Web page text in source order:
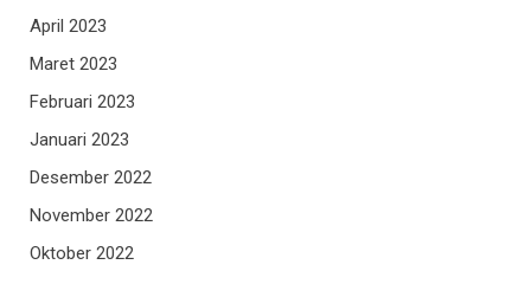
April 2023
Maret 2023
Februari 2023
Januari 2023
Desember 2022
November 2022
Oktober 2022